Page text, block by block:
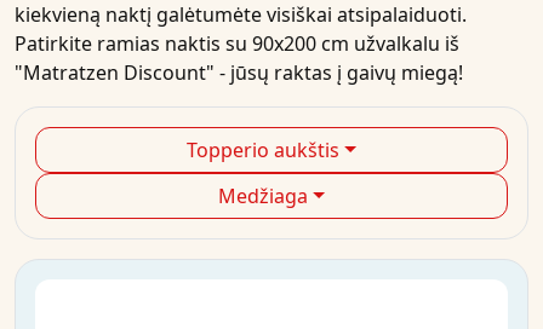
kiekvieną naktį galėtumėte visiškai atsipalaiduoti.
Patirkite ramias naktis su 90x200 cm užvalkalu iš
"Matratzen Discount" - jūsų raktas į gaivų miegą!
Topperio aukštis
Medžiaga